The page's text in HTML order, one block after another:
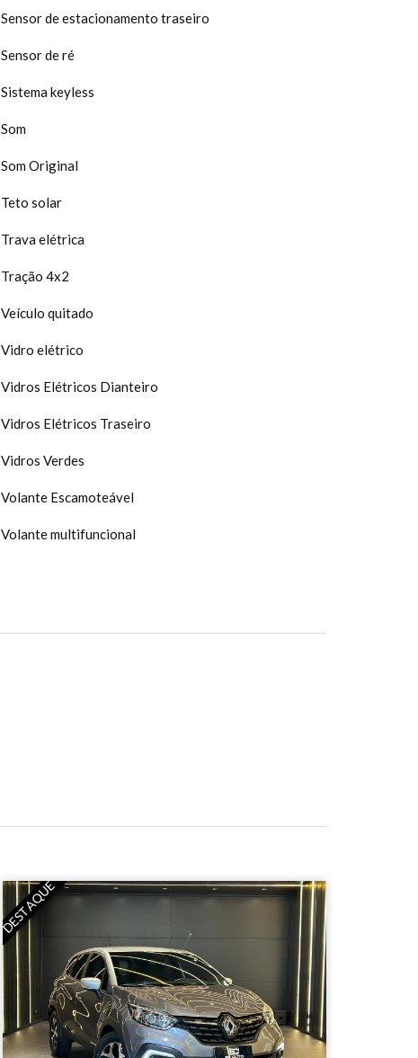
Sensor de estacionamento traseiro
Sensor de ré
Sistema keyless
Som
Som Original
Teto solar
Trava elétrica
Tração 4x2
Veículo quitado
Vidro elétrico
Vidros Elétricos Dianteiro
Vidros Elétricos Traseiro
Vidros Verdes
Volante Escamoteável
Volante multifuncional
DESTAQUE